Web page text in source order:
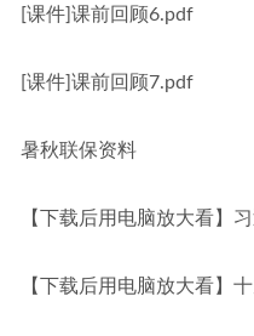
[课件]课前回顾6.pdf
[课件]课前回顾7.pdf
暑秋联保资料
【下载后用电脑放大看】
【下载后用电脑放大看】